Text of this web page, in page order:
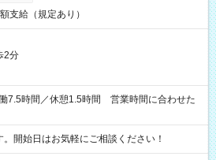
支給（規定あり）
2分
開始日はお気軽にご相談ください！